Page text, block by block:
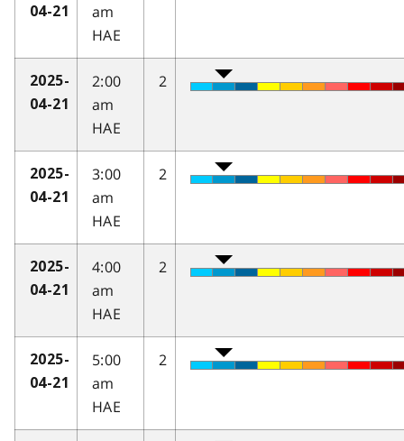
04-21
am
HAE
2025-
04-21
2:00
am
HAE
2
2025-
04-21
3:00
am
HAE
2
2025-
04-21
4:00
am
HAE
2
2025-
04-21
5:00
am
HAE
2